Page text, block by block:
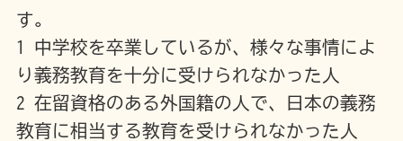
す。
1 中学校を卒業しているが、様々な事情によ
り義務教育を十分に受けられなかった人
2 在留資格のある外国籍の人で、日本の義務
教育に相当する教育を受けられなかった人